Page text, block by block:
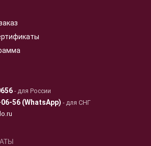
- для России
56 (WhatsApp) - для СНГ